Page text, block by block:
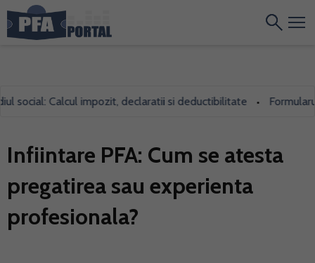
Calcul impozit, declaratii si deductibilitate • Formularul
Infiintare PFA: Cum se atesta
pregatirea sau experienta
profesionala?